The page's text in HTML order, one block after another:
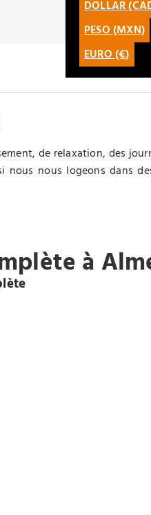
CATALÀ
LATAM
DOLLAR
PESO (MXN)
EURO (€)
de relaxation, des
nous logeons dans
à